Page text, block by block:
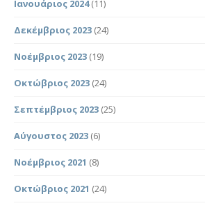
Ιανουάριος 2024(11)
Δεκέμβριος 2023 (24)
Νοέμβριος 2023 (19)
Οκτώβριος 2023 (24)
Σεπτέμβριος 2023 (25)
Αύγουστος 2023 (6)
Νοέμβριος 2021 (8)
Οκτώβριος 2021 (24)